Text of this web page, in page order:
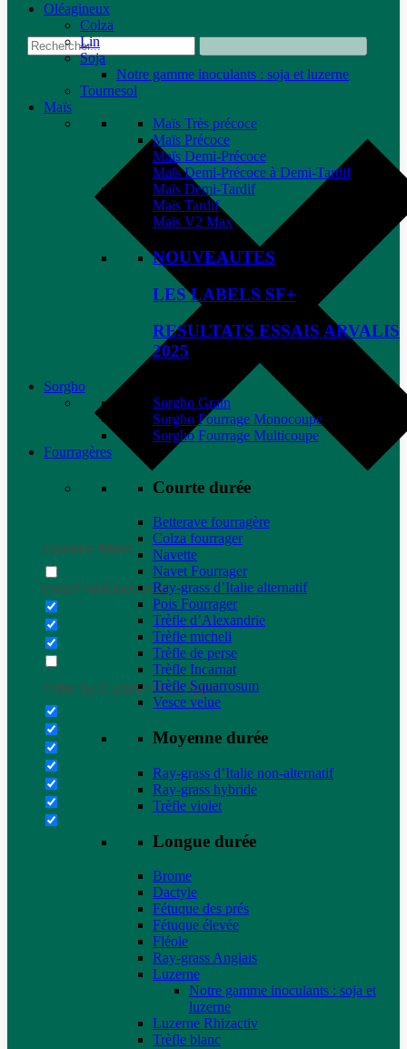
Generic filters
Exact matches only
Filter by Custom Post Type
Oléagineux
Colza
Lin
Soja
Notre gamme inoculants : soja et luzerne
Tournesol
Maïs
Maïs Très précoce
Maïs Précoce
Maïs Demi-Précoce
Maïs Demi-Précoce à Demi-Tardif
Maïs Demi-Tardif
Maïs Tardif
Maïs V2 Max
NOUVEAUTES
LES LABELS SF+
RESULTATS ESSAIS ARVALIS
2025
Sorgho
Sorgho Grain
Sorgho Fourrage Monocoupe
Sorgho Fourrage Multicoupe
Fourragères
Courte durée
Betterave fourragère
Colza fourrager
Navette
Navet Fourrager
Ray-grass d’Italie alternatif
Pois Fourrager
Trèfle d’Alexandrie
Trèfle micheli
Trèfle de perse
Trèfle Incarnat
Trèfle Squarrosum
Vesce velue
Moyenne durée
Ray-grass d’Italie non-alternatif
Ray-grass hybride
Trèfle violet
Longue durée
Brome
Dactyle
Fétuque des prés
Fétuque élevée
Fléole
Ray-grass Anglais
Luzerne
Notre gamme inoculants : soja et
luzerne
Luzerne Rhizactiv
Trèfle blanc